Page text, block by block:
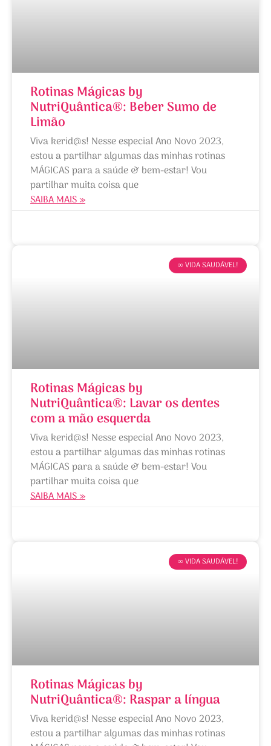
Rotinas Mágicas by
NutriQuântica®: Beber Sumo de
Limão
Viva kerid@s! Nesse especial Ano Novo 2023,
estou a partilhar algumas das minhas rotinas
MÁGICAS para a saúde & bem-estar! Vou
partilhar muita coisa que
SAIBA MAIS »
∞ VIDA SAUDÁVEL!
Rotinas Mágicas by
NutriQuântica®: Lavar os dentes
com a mão esquerda
Viva kerid@s! Nesse especial Ano Novo 2023,
estou a partilhar algumas das minhas rotinas
MÁGICAS para a saúde & bem-estar! Vou
partilhar muita coisa que
SAIBA MAIS »
∞ VIDA SAUDÁVEL!
Rotinas Mágicas by
NutriQuântica®: Raspar a língua
Viva kerid@s! Nesse especial Ano Novo 2023,
estou a partilhar algumas das minhas rotinas